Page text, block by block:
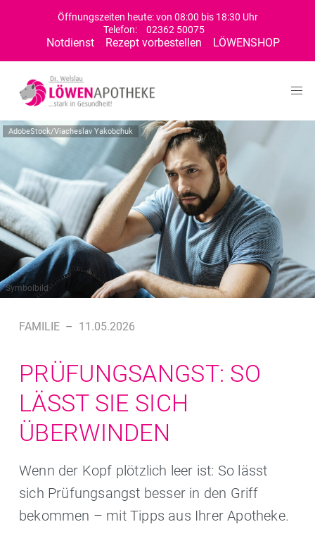
Öffnungszeiten heute: von 08:00 bis 18:30 Uhr
Telefon:
02362 50075
Notdienst Rezept vorbestellen LÖWENSHOP
AdobeStock/Viacheslav Yakobchuk
Symbolbild
FAMILIE – 11.05.2026
PRÜFUNGSANGST: SO
LÄSST SIE SICH
ÜBERWINDEN
Wenn der Kopf plötzlich leer ist: So lässt
sich Prüfungsangst besser in den Griff
bekommen – mit Tipps aus Ihrer Apotheke.